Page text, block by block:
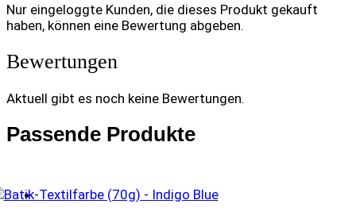
Nur eingeloggte Kunden, die dieses Produkt gekauft
haben, können eine Bewertung abgeben.
Bewertungen
Aktuell gibt es noch keine Bewertungen.
Passende Produkte